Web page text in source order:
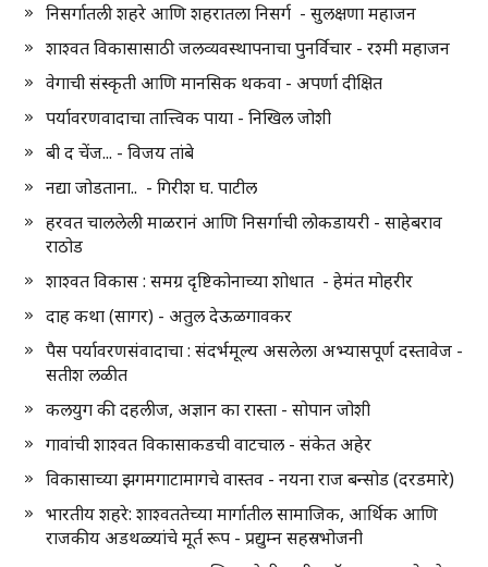
निसर्गातली शहरे आणि शहरातला निसर्ग - सुलक्षणा महाजन
शाश्वत विकासासाठी जलव्यवस्थापनाचा पुनर्विचार - रश्मी महाजन
वेगाची संस्कृती आणि मानसिक थकवा - अपर्णा दीक्षित
पर्यावरणवादाचा तात्त्विक पाया - निखिल जोशी
बी द चेंज... - विजय तांबे
नद्या जोडताना.. - गिरीश घ. पाटील
हरवत चाललेली माळरानं आणि निसर्गाची लोकडायरी - साहेबराव
राठोड
शाश्वत विकास : समग्र दृष्टिकोनाच्या शोधात - हेमंत मोहरीर
दाह कथा (सागर) - अतुल देऊळगावकर
पैस पर्यावरणसंवादाचा : संदर्भमूल्य असलेला अभ्यासपूर्ण दस्तावेज -
सतीश लळीत
कलयुग की दहलीज, अज्ञान का रास्ता - सोपान जोशी
गावांची शाश्वत विकासाकडची वाटचाल - संकेत अहेर
विकासाच्या झगमगाटामागचे वास्तव - नयना राज बन्सोड (दरडमारे)
भारतीय शहरे: शाश्वततेच्या मार्गातील सामाजिक, आर्थिक आणि
राजकीय अडथळ्यांचे मूर्त रूप - प्रद्युम्न सहस्रभोजनी